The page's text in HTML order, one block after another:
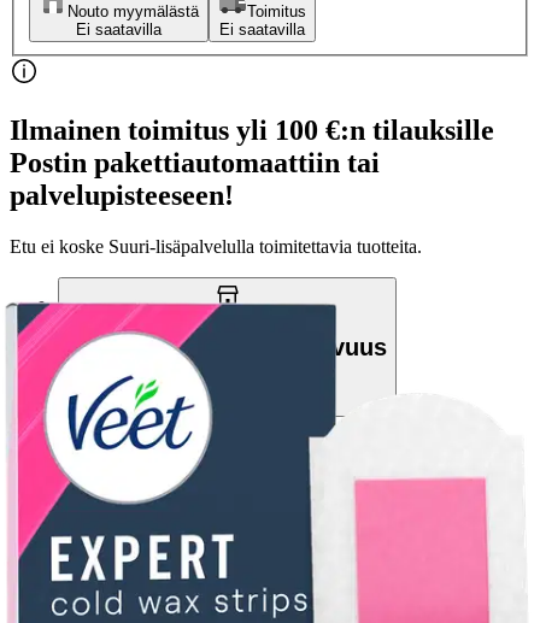
Nouto myymälästä
Ei saatavilla
Toimitus
Ei saatavilla
Ilmainen toimitus yli 100 €:n tilauksille
Postin pakettiautomaattiin tai
palvelupisteeseen!
Etu ei koske Suuri‑lisäpalvelulla toimitettavia tuotteita.
Tarkista myymäläsaatavuus
Tuotekuvaus
Veet Expert -vahaliuskat: • Uusi helppokäyttöisempi EasyGrip™ -